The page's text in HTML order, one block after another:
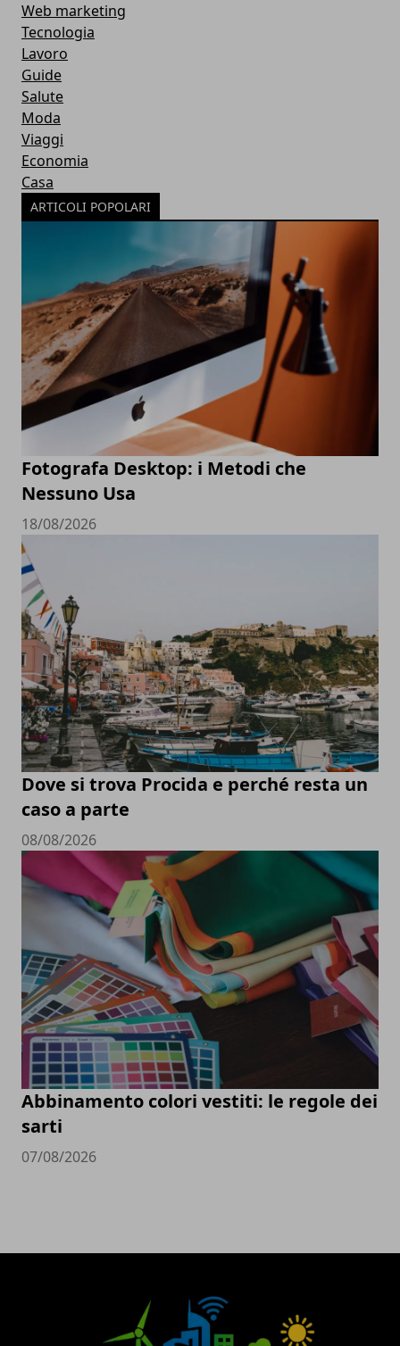
Web marketing
Tecnologia
Lavoro
Guide
Salute
Moda
Viaggi
Economia
Casa
ARTICOLI POPOLARI
Fotografa Desktop: i Metodi che
Nessuno Usa
18/08/2026
Dove si trova Procida e perché resta un
caso a parte
08/08/2026
Abbinamento colori vestiti: le regole dei
sarti
07/08/2026